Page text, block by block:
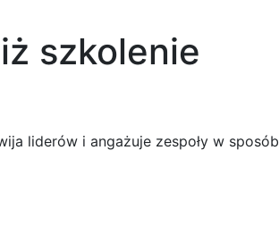
szkolenie
liderów i angażuje zespoły w